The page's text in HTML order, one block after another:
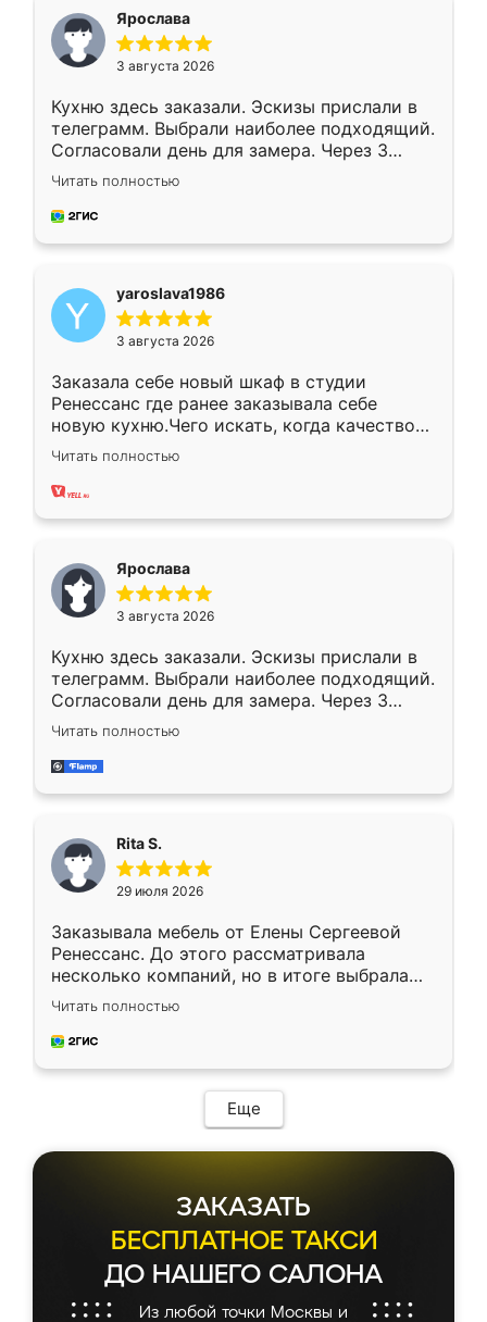
Ярослава
3 августа 2026
Кухню здесь заказали. Эскизы прислали в
телеграмм. Выбрали наиболее подходящий.
Согласовали день для замера. Через 3
недели кухня была уже готова. Остались
довольны работой. Спасибо Ренессанс
мебель за качественную работу!
Читать полностью
yaroslava1986
3 августа 2026
Заказала себе новый шкаф в студии
Ренессанс где ранее заказывала себе
новую кухню.Чего искать, когда качеством
вполне довольна. Служит кухня уже почти
два года, нареканий нет.
Читать полностью
Ярослава
3 августа 2026
Кухню здесь заказали. Эскизы прислали в
телеграмм. Выбрали наиболее подходящий.
Согласовали день для замера. Через 3
недели кухня была уже готова. Остались
довольны работой. Спасибо Ренессанс
мебель за качественную работу!
Читать полностью
Rita S.
29 июля 2026
Заказывала мебель от Елены Сергеевой
Ренессанс. До этого рассматривала
несколько компаний, но в итоге выбрала
эту. Сначала обговорили условия, потом
приехал замерщик, всё спокойно объяснил
и снял размеры. Изготовили в срок, с
мебель сразу встала на свое место без
каких-либо доработок. Качеством осталась
довольна, все выглядит так, как и ожидала.
Читать полностью
Еще
ЗАКАЗАТЬ
БЕСПЛАТНОЕ ТАКСИ
ДО НАШЕГО САЛОНА
Из любой точки Москвы и